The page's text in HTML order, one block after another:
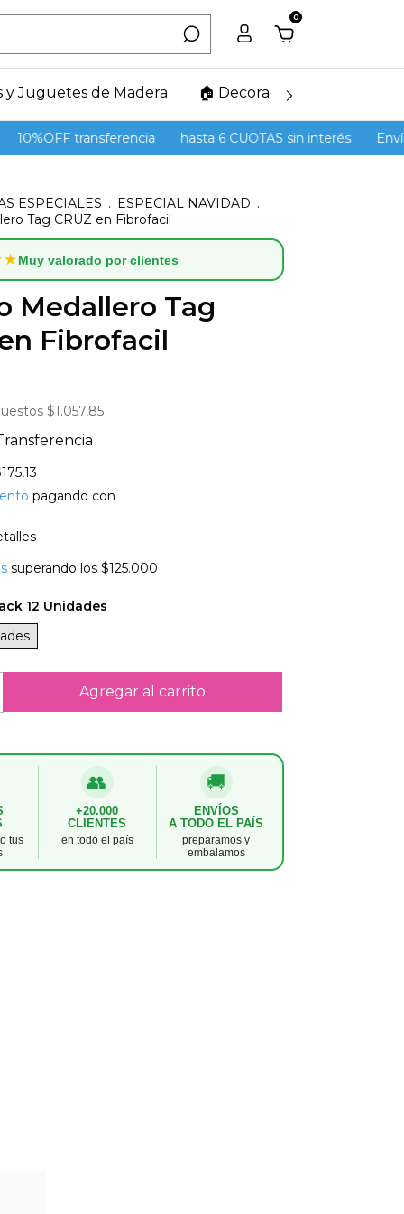
0
y Juguetes de Madera 🏠 Decoración del Hogar
transferencia hasta 6 CUOTAS sin interés Envíos
ESPECIALES . ESPECIAL NAVIDAD .
Tag CRUZ en Fibrofacil
Muy valorado por clientes
Medallero Tag
Fibrofacil
$1.057,85
pagando con
superando los$125.000
12 Unidades
tus
👥
+20.000
CLIENTES
en todo el país
🚚
ENVÍOS
A TODO EL PAÍS
preparamos y
embalamos